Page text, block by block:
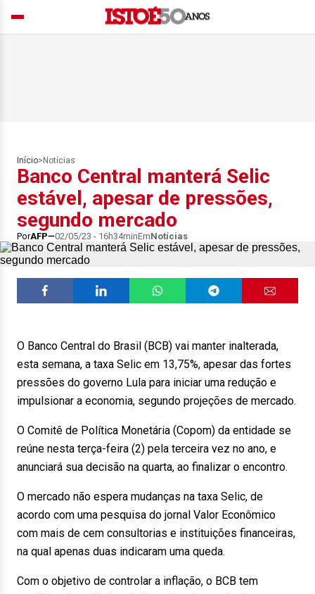
Início> Notícias
Banco Central manterá Selic
estável, apesar de pressões,
segundo mercado
PorAFP 02/05/23 - 16h34minEmNotícias
O Banco Central do Brasil (BCB) vai manter inalterada,
esta semana, a taxa Selic em 13,75%, apesar das fortes
pressões do governo Lula para iniciar uma redução e
impulsionar a economia, segundo projeções de mercado.
O Comitê de Política Monetária (Copom) da entidade se
reúne nesta terça-feira (2) pela terceira vez no ano, e
anunciará sua decisão na quarta, ao finalizar o encontro.
O mercado não espera mudanças na taxa Selic, de
acordo com uma pesquisa do jornal Valor Econômico
com mais de cem consultorias e instituições financeiras,
na qual apenas duas indicaram uma queda.
Com o objetivo de controlar a inflação, o BCB tem